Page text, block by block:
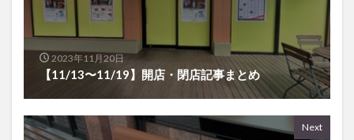
2023年11月20日
【11/13〜11/19】開店・閉店記事まとめ
Next